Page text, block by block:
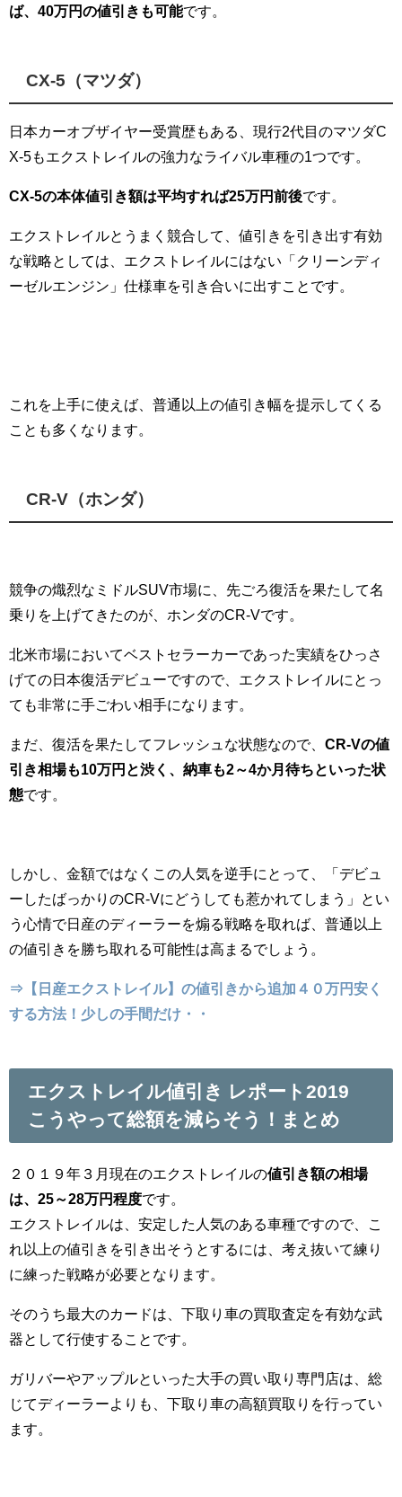
ば、40万円の値引きも可能です。
CX-5（マツダ）
日本カーオブザイヤー受賞歴もある、現行2代目のマツダC
X-5もエクストレイルの強力なライバル車種の1つです。
CX-5の本体値引き額は平均すれば25万円前後です。
エクストレイルとうまく競合して、値引きを引き出す有効
な戦略としては、エクストレイルにはない「クリーンディ
ーゼルエンジン」仕様車を引き合いに出すことです。
これを上手に使えば、普通以上の値引き幅を提示してくる
ことも多くなります。
CR-V（ホンダ）
競争の熾烈なミドルSUV市場に、先ごろ復活を果たして名
乗りを上げてきたのが、ホンダのCR-Vです。
北米市場においてベストセラーカーであった実績をひっさ
げての日本復活デビューですので、エクストレイルにとっ
ても非常に手ごわい相手になります。
まだ、復活を果たしてフレッシュな状態なので、 CR-Vの値
引き相場も10万円と渋く、納車も2～4か月待ちといった状
態です。
しかし、金額ではなくこの人気を逆手にとって、「デビュ
ーしたばっかりのCR-Vにどうしても惹かれてしまう」とい
う心情で日産のディーラーを煽る戦略を取れば、普通以上
の値引きを勝ち取れる可能性は高まるでしょう。
⇒【日産エクストレイル】の値引きから追加４０万円安く
する方法！少しの手間だけ・・
エクストレイル値引き レポート2019
こうやって総額を減らそう！まとめ
２０１９年３月現在のエクストレイルの値引き額の相場
は、25～28万円程度です。
エクストレイルは、安定した人気のある車種ですので、こ
れ以上の値引きを引き出そうとするには、考え抜いて練り
に練った戦略が必要となります。
そのうち最大のカードは、下取り車の買取査定を有効な武
器として行使することです。
ガリバーやアップルといった大手の買い取り専門店は、総
じてディーラーよりも、下取り車の高額買取りを行ってい
ます。